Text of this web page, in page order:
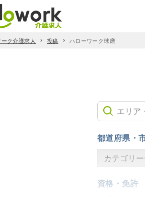
ク介護求人 投稿 ハローワーク球磨
都道府県・
資格・免許